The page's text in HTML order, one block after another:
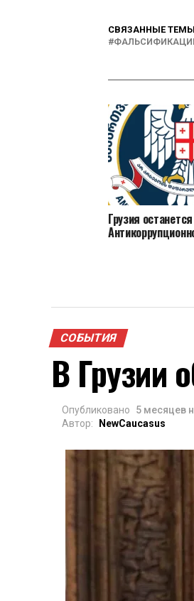
СВЯЗАННЫЕ
Грузия
СОБЫТИЯ
В Грузии
Опубликовано 5 месяцев
Автор:
NewCaucasus